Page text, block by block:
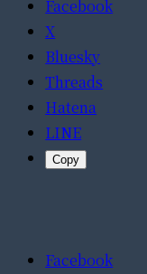
Facebook
X
Bluesky
Threads
Hatena
LINE
Copy
Facebook